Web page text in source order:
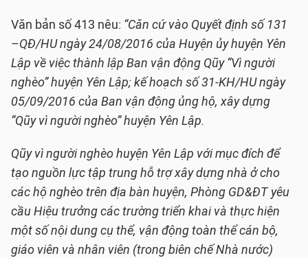
Văn bản số 413 nêu: “Căn cứ vào Quyết định số 131
–QĐ/HU ngày 24/08/2016 của Huyện ủy huyện Yên
Lập về việc thành lập Ban vận động Qũy “Vì người
nghèo” huyện Yên Lập; kế hoạch số 31-KH/HU ngày
05/09/2016 của Ban vận động ủng hộ, xây dựng
“Qũy vì người nghèo” huyện Yên Lập.
Qũy vì người nghèo huyện Yên Lập với mục đích để
tạo nguồn lực tập trung hỗ trợ xây dựng nhà ở cho
các hộ nghèo trên địa bàn huyện, Phòng GD&ĐT yêu
cầu Hiệu trưởng các trường triển khai và thực hiện
một số nội dung cụ thể, vận động toàn thể cán bộ,
giáo viên và nhân viên (trong biên chế Nhà nước)